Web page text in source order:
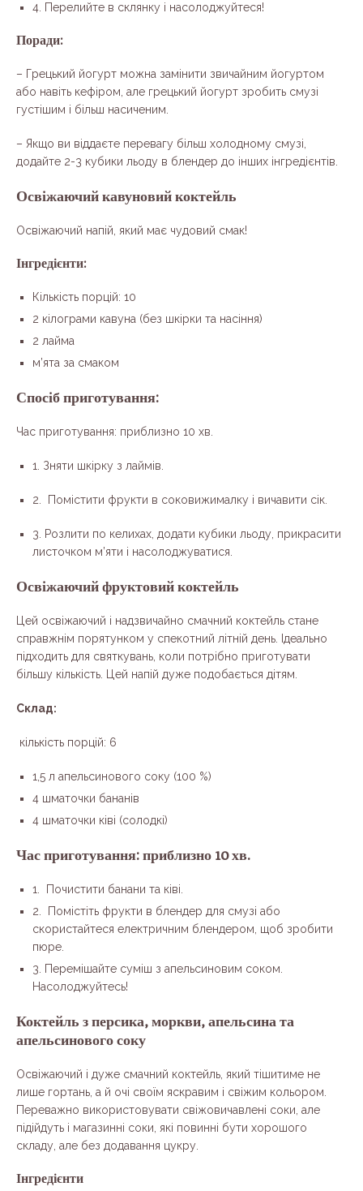
4. Перелийте в склянку і насолоджуйтеся!
Поради:
– Грецький йогурт можна замінити звичайним йогуртом
або навіть кефіром, але грецький йогурт зробить смузі
густішим і більш насиченим.
– Якщо ви віддаєте перевагу більш холодному смузі,
додайте 2-3 кубики льоду в блендер до інших інгредієнтів.
Освіжаючий кавуновий коктейль
Освіжаючий напій, який має чудовий смак!
Інгредієнти:
Кількість порцій: 10
2 кілограми кавуна (без шкірки та насіння)
2 лайма
м’ята за смаком
Спосіб приготування:
Час приготування: приблизно 10 хв.
1. Зняти шкірку з лаймів.
2. Помістити фрукти в соковижималку і вичавити сік.
3. Розлити по келихах, додати кубики льоду, прикрасити
листочком м’яти і насолоджуватися.
Освіжаючий фруктовий коктейль
Цей освіжаючий і надзвичайно смачний коктейль стане
справжнім порятунком у спекотний літній день. Ідеально
підходить для святкувань, коли потрібно приготувати
більшу кількість. Цей напій дуже подобається дітям.
Склад:
кількість порцій: 6
1,5 л апельсинового соку (100 %)
4 шматочки бананів
4 шматочки ківі (солодкі)
Час приготування: приблизно 10 хв.
1. Почистити банани та ківі.
2. Помістіть фрукти в блендер для смузі або
скористайтеся електричним блендером, щоб зробити
пюре.
3. Перемішайте суміш з апельсиновим соком.
Насолоджуйтесь!
Коктейль з персика, моркви, апельсина та
апельсинового соку
Освіжаючий і дуже смачний коктейль, який тішитиме не
лише гортань, а й очі своїм яскравим і свіжим кольором.
Переважно використовувати свіжовичавлені соки, але
підійдуть і магазинні соки, які повинні бути хорошого
складу, але без додавання цукру.
Інгредієнти